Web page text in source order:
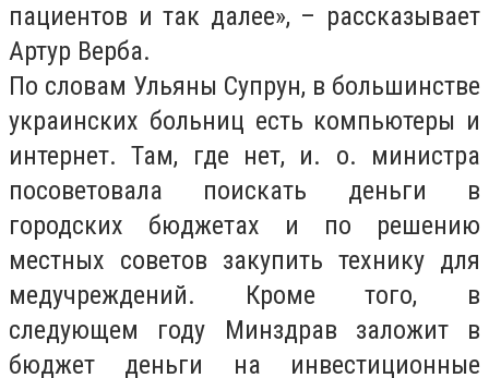
пациентов и так далее», – рассказывает
Артур Верба.
По словам Ульяны Супрун, в большинстве
украинских больниц есть компьютеры и
интернет. Там, где нет, и. о. министра
посоветовала поискать деньги в
городских бюджетах и по решению
местных советов закупить технику для
медучреждений. Кроме того, в
следующем году Минздрав заложит в
бюджет деньги на инвестиционные